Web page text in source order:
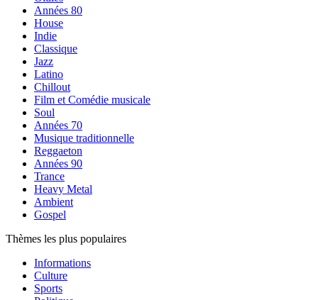
Années 80
House
Indie
Classique
Jazz
Latino
Chillout
Film et Comédie musicale
Soul
Années 70
Musique traditionnelle
Reggaeton
Années 90
Trance
Heavy Metal
Ambient
Gospel
Thèmes les plus populaires
Informations
Culture
Sports